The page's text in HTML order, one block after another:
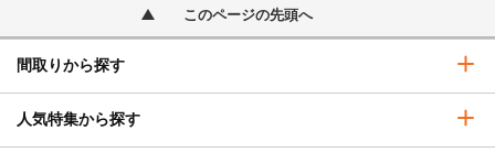
このページの先頭へ
間取りから探す
人気特集から探す